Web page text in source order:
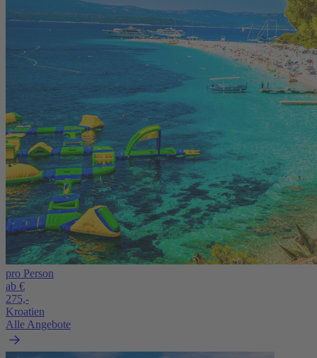
pro Person
ab €
275,-
Kroatien
Alle Angebote